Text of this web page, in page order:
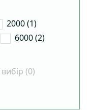
2000 (1)
6000 (2)
(0)